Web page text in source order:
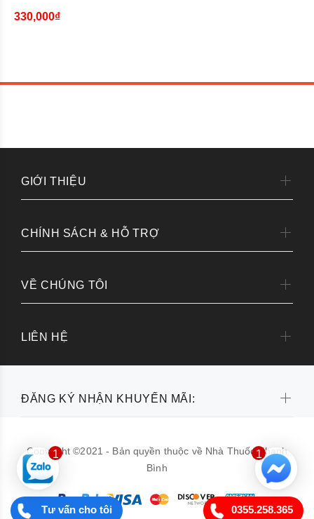
330,000₫
ĐĂNG KÝ NHẬN KHUYẾN MÃI:
GIỚI THIỆU
CHÍNH SÁCH & HỖ TRỢ
VỀ CHÚNG TÔI
LIÊN HỆ
Copyright ©2021 - Bản quyền thuộc về Nhà Thuốc Thanh
Bình
0355.258.365
Tư vấn cho tôi
1
1